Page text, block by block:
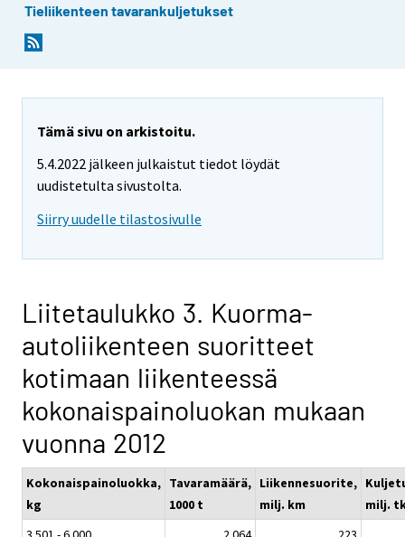
Tieliikenteen tavarankuljetukset
Tämä sivu on arkistoitu.
5.4.2022 jälkeen julkaistut tiedot löydät
uudistetulta sivustolta.
Siirry uudelle tilastosivulle
Liitetaulukko 3. Kuorma-
autoliikenteen suoritteet
kotimaan liikenteessä
kokonaispainoluokan mukaan
vuonna 2012
Kokonaispainoluokka,
kg
Tavaramäärä,
1000 t
Liikennesuorite,
milj. km
milj.